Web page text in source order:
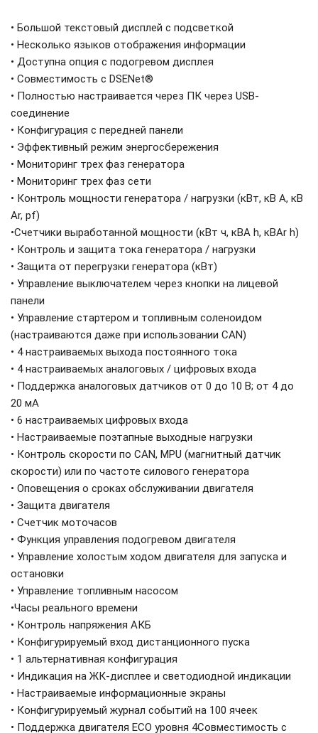
• Большой текстовый дисплей с подсветкой
• Несколько языков отображения информации
• Доступна опция с подогревом дисплея
• Совместимость с DSENet®
• Полностью настраивается через ПК через USB-
соединение
• Конфигурация с передней панели
• Эффективный режим энергосбережения
• Мониторинг трех фаз генератора
• Мониторинг трех фаз сети
• Контроль мощности генератора / нагрузки (кВт, кВ A, кВ
Ar, pf)
•Счетчики выработанной мощности (кВт ч, кВА h, кВAr h)
• Контроль и защита тока генератора / нагрузки
• Защита от перегрузки генератора (кВт)
• Управление выключателем через кнопки на лицевой
панели
• Управление стартером и топливным соленоидом
(настраиваются даже при использовании CAN)
• 4 настраиваемых выхода постоянного тока
• 4 настраиваемых аналоговых / цифровых входа
• Поддержка аналоговых датчиков от 0 до 10 В; от 4 до
20 мА
• 6 настраиваемых цифровых входа
• Настраиваемые поэтапные выходные нагрузки
• Контроль скорости по CAN, MPU (магнитный датчик
скорости) или по частоте силового генератора
• Оповещения о сроках обслуживании двигателя
• Защита двигателя
• Счетчик моточасов
• Функция управления подогревом двигателя
• Управление холостым ходом двигателя для запуска и
остановки
• Управление топливным насосом
•Часы реального времени
• Контроль напряжения АКБ
• Конфигурируемый вход дистанционного пуска
• 1 альтернативная конфигурация
• Индикация на ЖК-дисплее и светодиодной индикации
• Настраиваемые информационные экраны
• Конфигурируемый журнал событий на 100 ячеек
• Поддержка двигателя ECO уровня 4Совместимость с